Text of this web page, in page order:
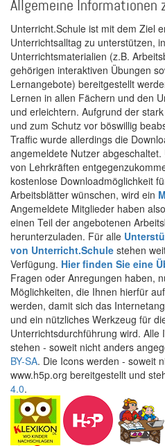
Allgemeine Informationen
Unterricht.Schule ist mit dem Ziel
Unterrichtsalltag zu unterstützen,
Unterrichtsmaterialien (z.B.
gehörigen interaktiven Übungen
Lernangebote) bereitgestellt
Lernen in allen Fächern und den
und erleichtern. Aufgrund der
und zum Schutz vor böswillig
Traffic wurde allerdings die
angemeldete Nutzer
von Lehrkräften
kostenlose Downloadmöglichkeit
Arbeitsblätter wünschen, wird ein
Angemeldete Mitglieder haben
einen Teil der angebotenen
herunterzuladen. Für alle
von Unterricht.Schule stehen
Verfügung. Hier finden Sie eine
Fragen oder Anregungen haben,
Möglichkeiten, die Ihnen hierfür
werden, damit sich das
und ein nützliches Werkzeug für
Unterrichtsdurchführung wird. Alle
stehen - soweit nicht anders
BY-SA. Die Icons werden - soweit
www.h5p.org bereitgestellt und
4.0.